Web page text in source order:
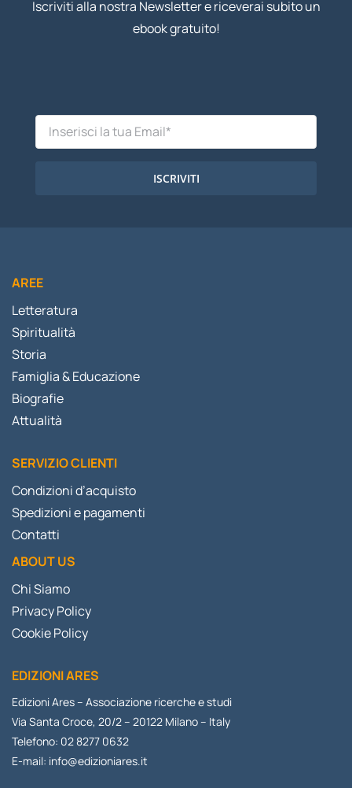
Iscriviti alla nostra Newsletter e riceverai subito un
ebook gratuito!
ISCRIVITI
AREE
Letteratura
Spiritualità
Storia
Famiglia & Educazione
Biografie
Attualità
SERVIZIO CLIENTI
Condizioni d’acquisto
Spedizioni e pagamenti
Contatti
ABOUT US
Chi Siamo
Privacy Policy
Cookie Policy
EDIZIONI ARES
Edizioni Ares – Associazione ricerche e studi
Via Santa Croce, 20/2 – 20122 Milano – Italy
Telefono: 02 8277 0632
E-mail: info@edizioniares.it